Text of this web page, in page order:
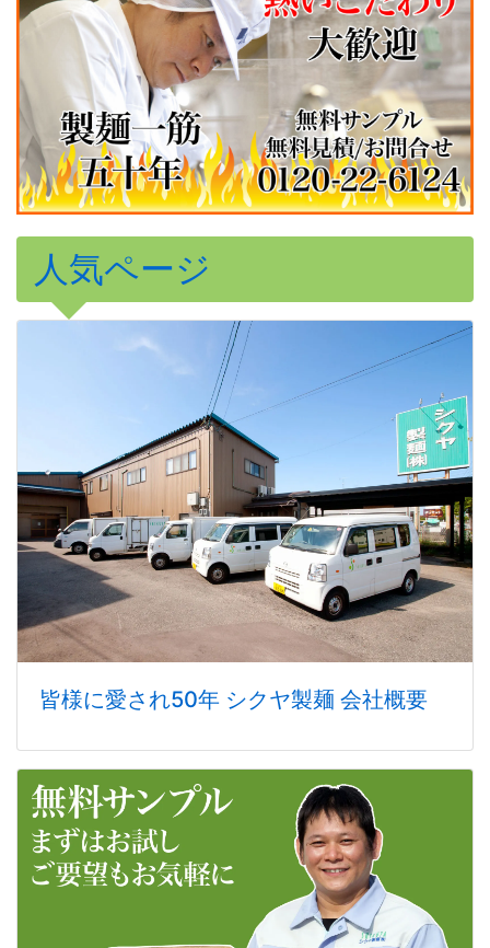
人気ページ
皆様に愛され50年 シクヤ製麺 会社概要